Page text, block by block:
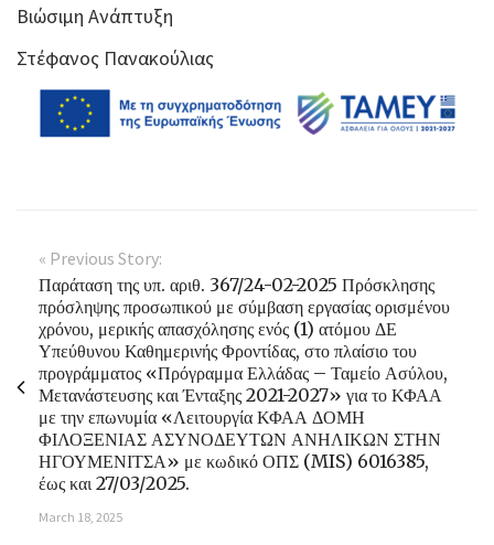
Βιώσιμη Ανάπτυξη
Στέφανος Πανακούλιας
« Previous Story:
Παράταση της υπ. αριθ. 367/24-02-2025 Πρόσκλησης
πρόσληψης προσωπικού με σύμβαση εργασίας ορισμένου
χρόνου, μερικής απασχόλησης ενός (1) ατόμου ΔΕ
Υπεύθυνου Καθημερινής Φροντίδας, στο πλαίσιο του
προγράμματος «Πρόγραμμα Ελλάδας – Ταμείο Ασύλου,
Μετανάστευσης και Ένταξης 2021-2027» για το ΚΦΑΑ
με την επωνυμία «Λειτουργία ΚΦΑΑ ΔΟΜΗ
ΦΙΛΟΞΕΝΙΑΣ ΑΣΥΝΟΔΕΥΤΩΝ ΑΝΗΛΙΚΩΝ ΣΤΗΝ
ΗΓΟΥΜΕΝΙΤΣΑ» με κωδικό ΟΠΣ (MIS) 6016385,
έως και 27/03/2025.
March 18, 2025